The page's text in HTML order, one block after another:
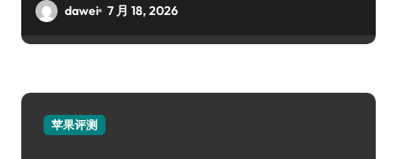
dawei 7 月 18, 2026
苹果评测